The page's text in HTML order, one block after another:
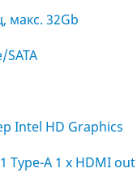
макс. 32Gb
SATA
Intel HD Graphics
Type-A 1 x HDMI